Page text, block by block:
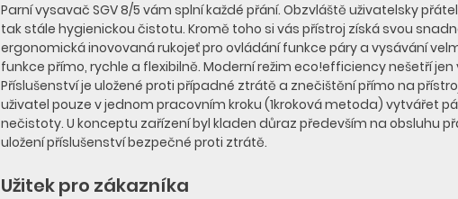
Parní vysavač SGV 8/5 vám splní každé přání. Obzvláště uživatelsky
tak stále hygienickou čistotu. Kromě toho si vás přístroj získá svou
ergonomická inovovaná rukojeť pro ovládání funkce páry a vysávání
funkce přímo, rychle a flexibilně. Moderní režim eco!efficiency nešetří
Příslušenství je uložené proti případné ztrátě a znečištění přímo na
uživatel pouze v jednom pracovním kroku (1kroková metoda) vytvářet
nečistoty. U konceptu zařízení byl kladen důraz především na obsluhu
uložení příslušenství bezpečné proti ztrátě.
Užitek pro zákazníka